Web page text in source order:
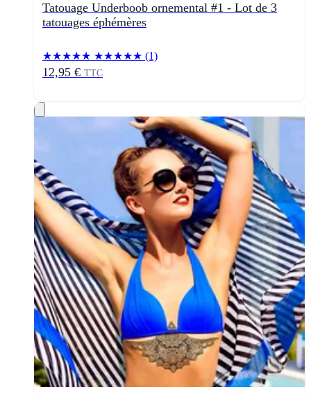
Tatouage Underboob ornemental #1 - Lot de 3
tatouages éphémères
★★★★★ ★★★★★ (1)
12,95 € TTC